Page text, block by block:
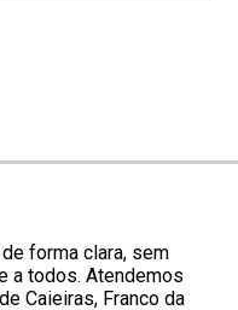
forma clara, sem
a todos. Atendemos
Caieiras, Franco da